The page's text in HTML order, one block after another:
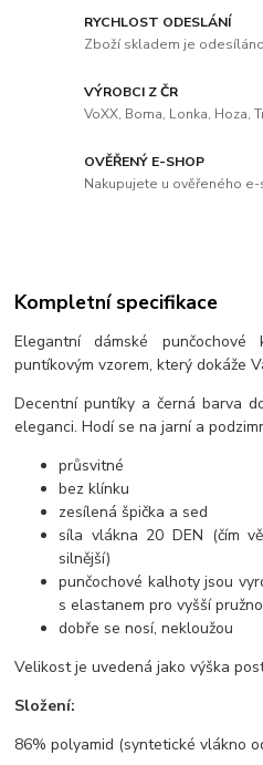
RYCHLOST ODESLÁNÍ
Zboží skladem je
VÝROBCI Z ČR
VoXX, Boma, Lonka, Hoza,
OVĚŘENÝ E-SHOP
Nakupujete u ověřeného e-
Kompletní specifikace
Elegantní dámské
puntíkovým vzorem, který dokáže
Decentní puntíky a černá barva
eleganci. Hodí se na jarní a
průsvitné
bez klínku
zesílená špička a sed
síla vlákna 20 DEN (čím
silnější)
punčochové kalhoty jsou
s elastanem pro vyšší
dobře se nosí, nekloužou
Velikost je uvedená jako výška
Složení:
86% polyamid (syntetické vlákno